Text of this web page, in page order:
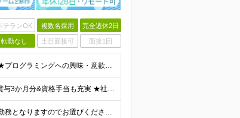
テランOK 複数名採用 完全週休2日
転勤なし 土日面接可 面接1回
＼type経由で複数名の入社実績あり！／ ★学歴・実務経験不問 ★プログラミングへの興味・意欲がある方 PCの基本操作ができれば、専門的なITスキルは不問です。 「エンジニアとして成長したい」という
＼家賃補助あり！頑張りは能力給と成果給で給与に還元！／ ★賞与3か月分&資格手当も充実 ★社宅制度あり（当社契約の賃貸住宅の場合は家賃を50％負担／最大5万円） ※社宅制度をご利用される場合は、礼金
《100％自社内勤務／リモートワークもOK》 下記いずれかでの勤務となりますのでお選びください（ご希望に沿わない配属はありません） ■東京本社／東京都台東区浅草橋5-5-5 キムラビル4F ■広島オ